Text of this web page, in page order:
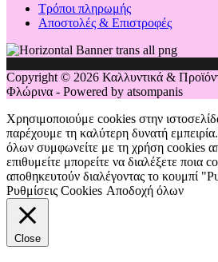
Τρόποι πληρωμής
Αποστολές & Επιστροφές
Copyright © 2026 Καλλυντικά &
Φλώρινα - Powered by atsompanis
Χρησιμοποιούμε cookies στην
παρέχουμε τη καλύτερη δυνατή
όλων συμφωνείτε με τη χρήση cookies
επιθυμείτε μπορείτε να διαλέξετε ποια
αποθηκευτούν διαλέγοντας το κουμπί
Ρυθμίσεις Cookies Αποδοχή όλων
Close